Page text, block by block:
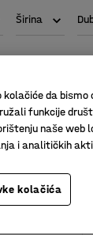
Širina
kolačiće da
funkcije
naše web
i analitičkih
kolačića